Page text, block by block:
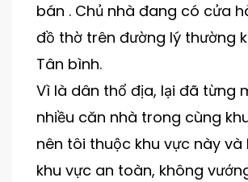
bán . Chủ nhà đang có cửa
đồ thờ trên đường lý thường
Tân bình.
Vì là dân thổ địa, lại đã từng
nhiều căn nhà trong cùng
nên tôi thuộc khu vực này và
khu vực an toàn, không